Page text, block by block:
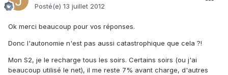
Posté(e) 13 juillet 2012
Ok merci beaucoup pour vos réponses.
Donc l'autonomie n'est pas aussi catastrophique que cela ?!
Mon S2, je le recharge tous les soirs. Certains soirs (ou j'ai
beaucoup utilisé le net), il me reste 7% avant charge, d'autres